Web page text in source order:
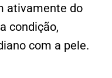
ativamente do
condição,
com a pele.